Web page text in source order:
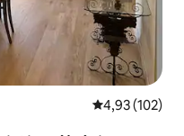
4,93 af 5 í
4,93 (102)